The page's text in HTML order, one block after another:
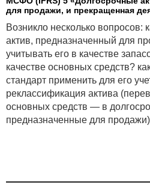
для продажи, и прекращенная
Возникло несколько вопросов:
актив, предназначенный для
учитывать его в качестве
качестве основных средств?
стандарт применить для его
реклассификация актива
основных средств — в
предназначенные для